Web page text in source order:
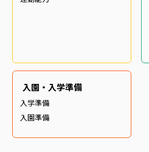
入園・入学準備
入学準備
入園準備